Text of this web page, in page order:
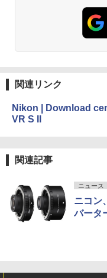
関連リンク
Nikon | Download
VR S II
関連記事
ニュース
ニコン
バータ